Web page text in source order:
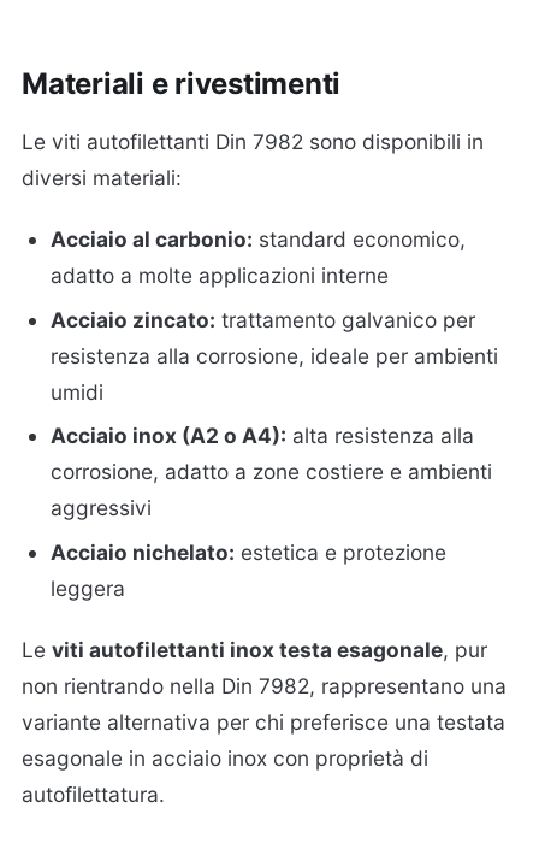
Materiali e rivestimenti
Le viti autofilettanti Din 7982 sono disponibili in
diversi materiali:
Acciaio al carbonio: standard economico,
adatto a molte applicazioni interne
Acciaio zincato: trattamento galvanico per
resistenza alla corrosione, ideale per ambienti
umidi
Acciaio inox (A2 o A4): alta resistenza alla
corrosione, adatto a zone costiere e ambienti
aggressivi
Acciaio nichelato: estetica e protezione
leggera
Le viti autofilettanti inox testa esagonale, pur
non rientrando nella Din 7982, rappresentano una
variante alternativa per chi preferisce una testata
esagonale in acciaio inox con proprietà di
autofilettatura.